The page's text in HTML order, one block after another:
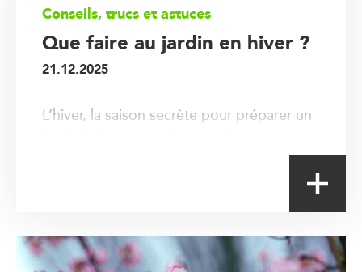
Conseils, trucs et astuces
Que faire au jardin en hiver ?
21.12.2025
L’hiver, la saison secrète pour préparer un